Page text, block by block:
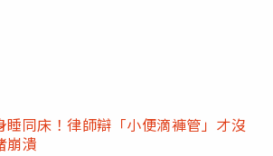
睡同床！律師辯「小便滴褲管」才沒
潰